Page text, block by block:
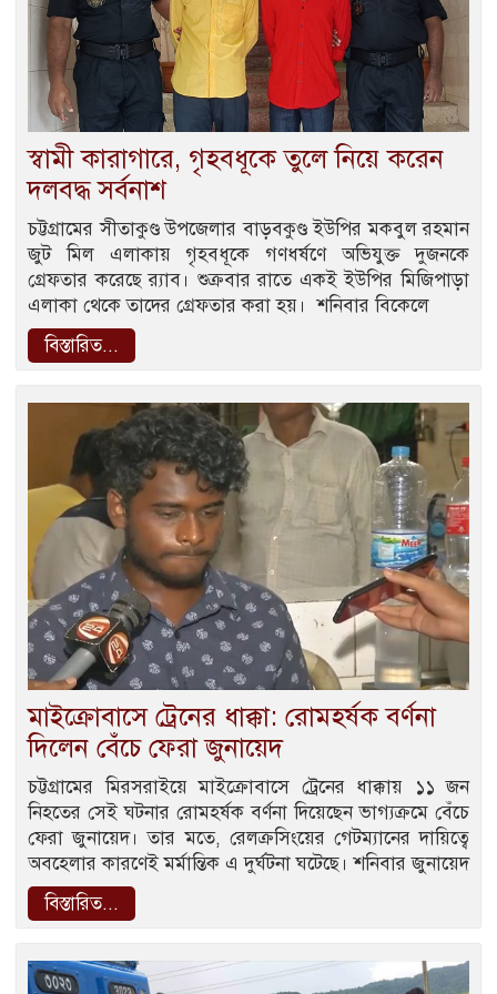
স্বামী কারাগারে, গৃহবধূকে তুলে নিয়ে করেন
দলবদ্ধ সর্বনাশ
চট্টগ্রামের সীতাকুণ্ড উপজেলার বাড়বকুণ্ড ইউপির মকবুল রহমান
জুট মিল এলাকায় গৃহবধূকে গণধর্ষণে অভিযুক্ত দুজনকে
গ্রেফতার করেছে র‍্যাব। শুক্রবার রাতে একই ইউপির মিজিপাড়া
এলাকা থেকে তাদের গ্রেফতার করা হয়। শনিবার বিকেলে
বিস্তারিত...
মাইক্রোবাসে ট্রেনের ধাক্কা: রোমহর্ষক বর্ণনা
দিলেন বেঁচে ফেরা জুনায়েদ
চট্টগ্রামের মিরসরাইয়ে মাইক্রোবাসে ট্রেনের ধাক্কায় ১১ জন
নিহতের সেই ঘটনার রোমহর্ষক বর্ণনা দিয়েছেন ভাগ্যক্রমে বেঁচে
ফেরা জুনায়েদ। তার মতে, রেলক্রসিংয়ের গেটম্যানের দায়িত্বে
অবহেলার কারণেই মর্মান্তিক এ দুর্ঘটনা ঘটেছে। শনিবার জুনায়েদ
বিস্তারিত...